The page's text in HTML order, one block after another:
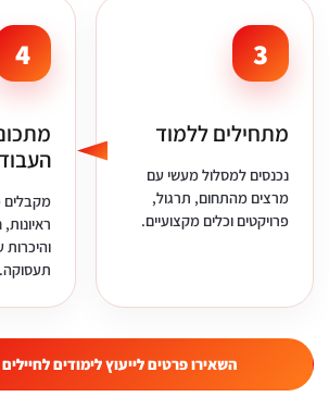
3
מתחילים ללמוד
נכנסים למסלול מעשי עם
מרצים מהתחום, תרגול,
פרויקטים וכלים מקצועיים.
4
מקבלים
והיכרות
תעסוקה.
השאירו פרטים לייעוץ לימודים